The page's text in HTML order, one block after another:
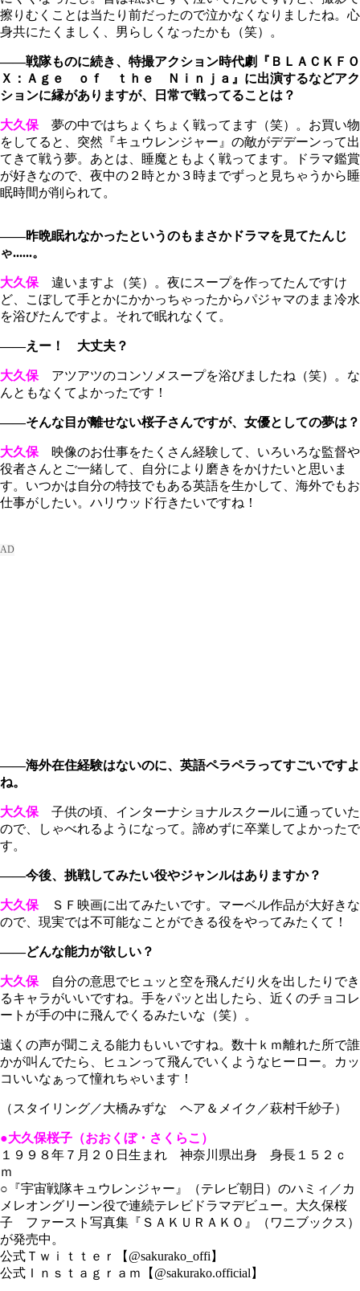
擦りむくことは当たり前だったので泣かなくなりましたね。心
身共にたくましく、男らしくなったかも（笑）。
――戦隊ものに続き、特撮アクション時代劇『ＢＬＡＣＫＦＯ
Ｘ：Ａｇｅ ｏｆ ｔｈｅ Ｎｉｎｊａ』に出演するなどアク
ションに縁がありますが、日常で戦ってることは？
大久保 夢の中ではちょくちょく戦ってます（笑）。お買い物
をしてると、突然『キュウレンジャー』の敵がデデーンって出
てきて戦う夢。あとは、睡魔ともよく戦ってます。ドラマ鑑賞
が好きなので、夜中の２時とか３時までずっと見ちゃうから睡
眠時間が削られて。
――昨晩眠れなかったというのもまさかドラマを見てたんじ
ゃ......。
大久保 違いますよ（笑）。夜にスープを作ってたんですけ
ど、こぼして手とかにかかっちゃったからパジャマのまま冷水
を浴びたんですよ。それで眠れなくて。
――えー！ 大丈夫？
大久保 アツアツのコンソメスープを浴びましたね（笑）。な
んともなくてよかったです！
――そんな目が離せない桜子さんですが、女優としての夢は？
大久保 映像のお仕事をたくさん経験して、いろいろな監督や
役者さんとご一緒して、自分により磨きをかけたいと思いま
す。いつかは自分の特技でもある英語を生かして、海外でもお
仕事がしたい。ハリウッド行きたいですね！
――海外在住経験はないのに、英語ペラペラってすごいですよ
ね。
大久保 子供の頃、インターナショナルスクールに通っていた
ので、しゃべれるようになって。諦めずに卒業してよかったで
す。
――今後、挑戦してみたい役やジャンルはありますか？
大久保 ＳＦ映画に出てみたいです。マーベル作品が大好きな
ので、現実では不可能なことができる役をやってみたくて！
――どんな能力が欲しい？
大久保 自分の意思でヒュッと空を飛んだり火を出したりでき
るキャラがいいですね。手をパッと出したら、近くのチョコレ
ートが手の中に飛んでくるみたいな（笑）。
遠くの声が聞こえる能力もいいですね。数十ｋｍ離れた所で誰
かが叫んでたら、ヒュンって飛んでいくようなヒーロー。カッ
コいいなぁって憧れちゃいます！
（スタイリング／大橋みずな ヘア＆メイク／萩村千紗子）
●大久保桜子（おおくぼ・さくらこ）
１９９８年７月２０日生まれ 神奈川県出身 身長１５２ｃ
ｍ
○『宇宙戦隊キュウレンジャー』（テレビ朝日）のハミィ／カ
メレオングリーン役で連続テレビドラマデビュー。大久保桜
子 ファースト写真集『ＳＡＫＵＲＡＫＯ』（ワニブックス）
が発売中。
公式Ｔｗｉｔｔｅｒ【@sakurako_offi】
公式Ｉｎｓｔａｇｒａｍ【@sakurako.official】